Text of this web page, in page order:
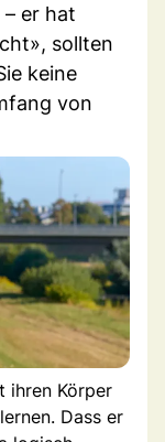
er hat
sollten
keine
von
ihren Körper
Dass er